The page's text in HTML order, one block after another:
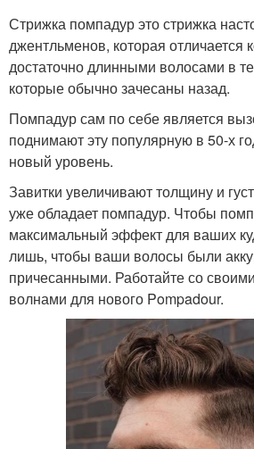
Стрижка помпадур это стрижка
джентльменов, которая отличается
достаточно длинными волосами в
которые обычно зачесаны назад.
Помпадур сам по себе является
поднимают эту популярную в 50-х
новый уровень.
Завитки увеличивают толщину и
уже обладает помпадур. Чтобы
максимальный эффект для ваших
лишь, чтобы ваши волосы были
причесанными. Работайте со
волнами для нового Pompadour.